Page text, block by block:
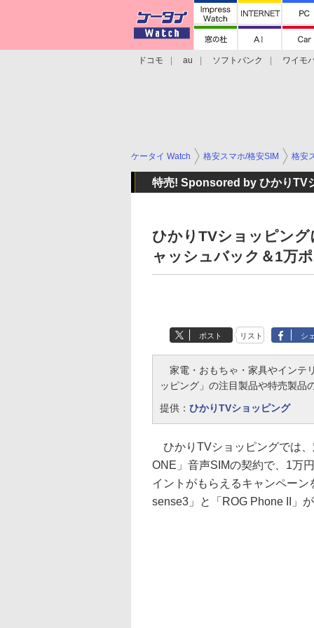
ドコモ au ソフトバンク
ワイモ
ケータイ Watch 格安スマホ/格安SIM 格安
特売! Sponsored by ひかりTV
ひかりTVショッピン
ャッシュバック＆1万
ポスト リスト シ
家電・おもちゃ・家具やインテ
ッピング」の注目製品や特売製品
提供： ひかりTVショッピング
ひかりTVショッピングでは
ONE」音声SIMの契約で、1万
イントがもらえるキャンペー
sense3」と「ROG Phone II」